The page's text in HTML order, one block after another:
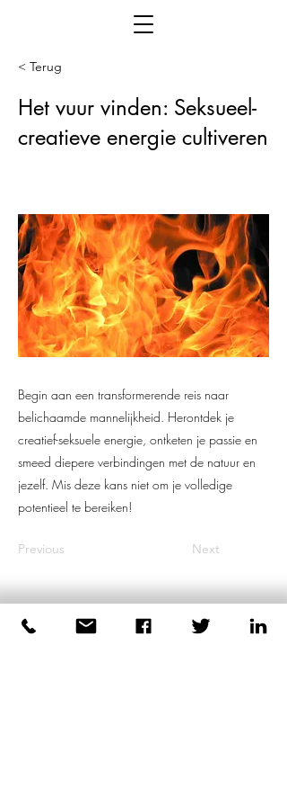
< Terug
Het vuur vinden: Seksueel-
creatieve energie cultiveren
Begin aan een transformerende reis naar
belichaamde mannelijkheid. Herontdek je
creatief-seksuele energie, ontketen je passie en
smeed diepere verbindingen met de natuur en
jezelf. Mis deze kans niet om je volledige
potentieel te bereiken!
Previous Next
Dirk Plas